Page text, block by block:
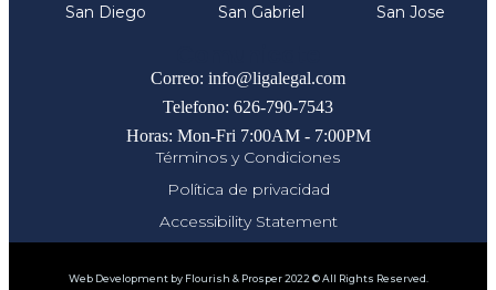
San Diego San Gabriel San Jose
Correo: info@ligalegal.com
Telefono: 626-790-7543
Horas: Mon-Fri 7:00AM - 7:00PM
Términos y Condiciones
Política de privacidad
Accessibility Statement
Web Development by Flourish & Prosper 2022 © All Rights Reserved.